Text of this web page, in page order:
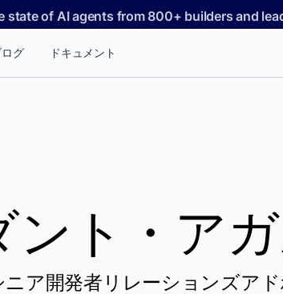
state of AI agents from 800+ builders and
グ ドキュメント
ント・ア
ア開発者リレーションズアド